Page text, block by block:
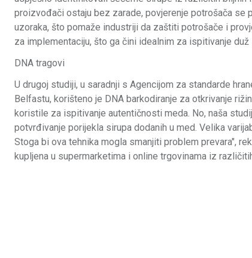
proizvođači ostaju bez zarade, povjerenje potrošača se
uzoraka, što pomaže industriji da zaštiti potrošače i
za implementaciju, što ga čini idealnim za ispitivanje duž
DNA tragovi
U drugoj studiji, u saradnji s Agencijom za standarde
Belfastu, korišteno je DNA barkodiranje za otkrivanje
koristile za ispitivanje autentičnosti meda. No, naša
potvrđivanje porijekla sirupa dodanih u med. Velika
Stoga bi ova tehnika mogla smanjiti problem prevara",
kupljena u supermarketima i online trgovinama iz